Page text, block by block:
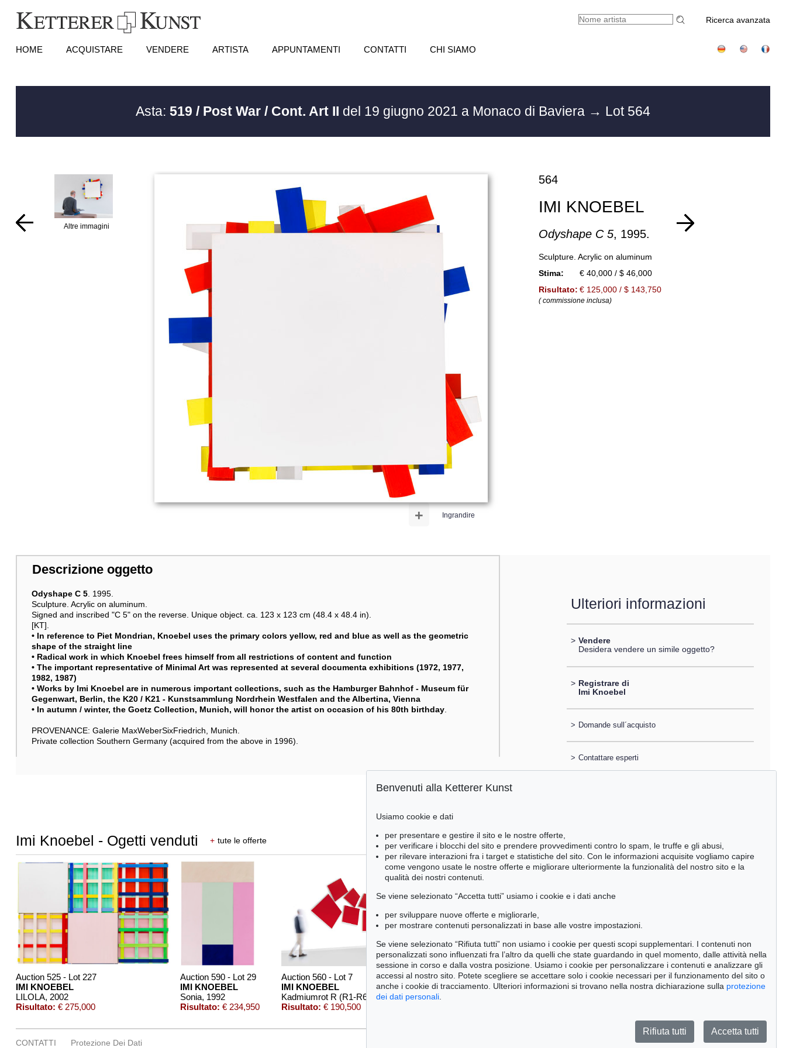
Ricerca avanzata
HOME ACQUISTARE VENDERE ARTISTA APPUNTAMENTI CONTATTI CHI SIAMO
Asta: 519 / Post War / Cont. Art II del 19 giugno 2021 a Monaco di Baviera → Lot 564
Altre immagini
Ingrandire
+
564
IMI KNOEBEL
Odyshape C 5, 1995.
Sculpture. Acrylic on aluminum
Stima:
€ 40,000 / $ 46,000
Risultato: € 125,000 / $ 143,750
( commissione inclusa)
Descrizione oggetto
Odyshape C 5. 1995.
Sculpture. Acrylic on aluminum.
Signed and inscribed "C 5" on the reverse. Unique object. ca. 123 x 123 cm (48.4 x 48.4 in).
[KT].
• In reference to Piet Mondrian, Knoebel uses the primary colors yellow, red and blue as well as the geometric
shape of the straight line
• Radical work in which Knoebel frees himself from all restrictions of content and function
• The important representative of Minimal Art was represented at several documenta exhibitions (1972, 1977,
1982, 1987)
• Works by Imi Knoebel are in numerous important collections, such as the Hamburger Bahnhof - Museum für
Gegenwart, Berlin, the K20 / K21 - Kunstsammlung Nordrhein Westfalen and the Albertina, Vienna
• In autumn / winter, the Goetz Collection, Munich, will honor the artist on occasion of his 80th birthday.
PROVENANCE: Galerie MaxWeberSixFriedrich, Munich.
Private collection Southern Germany (acquired from the above in 1996).
Ulteriori informazioni
> Vendere
Desidera vendere un simile oggetto?
> Registrare di
Imi Knoebel
> Domande sull´acquisto
> Contattare esperti
Imi Knoebel - Ogetti venduti + tute le offerte
Auction 525 - Lot 227
IMI KNOEBEL
LILOLA, 2002
Risultato: € 275,000
Auction 590 - Lot 29
IMI KNOEBEL
Sonia, 1992
Risultato: € 234,950
Auction 560 - Lot 7
IMI KNOEBEL
Kadmiumrot R (R1-R6)
, 1975
Risultato: € 190,500
Auction 545 - Lot 69
IMI KNOEBEL
Rot-Weiss
Auction 500 - Lot 284
IMI KNOEBEL
Auction 590 - Lot 24
IMI KNOEBEL
CONTATTI Protezione Dei Dati
Benvenuti alla Ketterer Kunst
Usiamo cookie e dati
per presentare e gestire il sito e le nostre offerte,
per verificare i blocchi del sito e prendere provvedimenti contro lo spam, le truffe e gli abusi,
per rilevare interazioni fra i target e statistiche del sito. Con le informazioni acquisite vogliamo capire
come vengono usate le nostre offerte e migliorare ulteriormente la funzionalità del nostro sito e la
qualità dei nostri contenuti.
Se viene selezionato “Accetta tutti” usiamo i cookie e i dati anche
per sviluppare nuove offerte e migliorarle,
per mostrare contenuti personalizzati in base alle vostre impostazioni.
Se viene selezionato “Rifiuta tutti” non usiamo i cookie per questi scopi supplementari. I contenuti non
personalizzati sono influenzati fra l’altro da quelli che state guardando in quel momento, dalle attività nella
sessione in corso e dalla vostra posizione. Usiamo i cookie per personalizzare i contenuti e analizzare gli
accessi al nostro sito. Potete scegliere se accettare solo i cookie necessari per il funzionamento del sito o
anche i cookie di tracciamento. Ulteriori informazioni si trovano nella nostra dichiarazione sulla protezione
dei dati personali
Rifiuta tutti Accetta tutti